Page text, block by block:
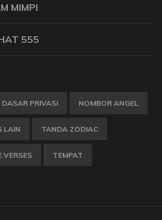
MIMPI
555
DASAR PRIVASI NOMBOR ANGEL
LAIN TANDA ZODIAC
VERSES TEMPAT